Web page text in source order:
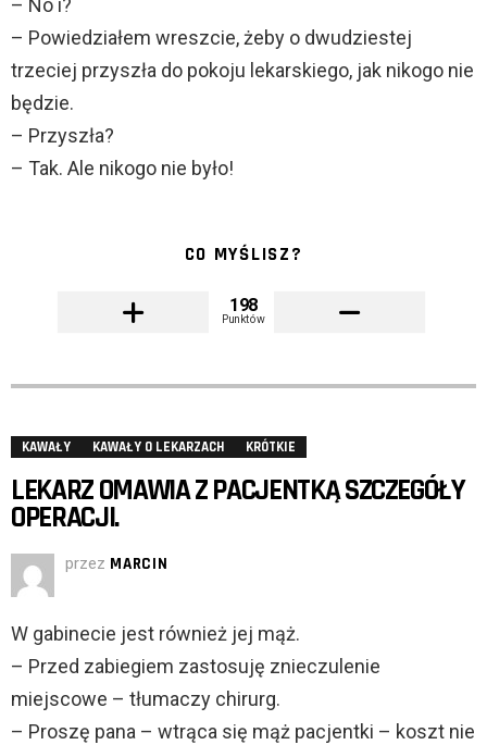
– No i?
– Powiedziałem wreszcie, żeby o dwudziestej
trzeciej przyszła do pokoju lekarskiego, jak nikogo nie
będzie.
– Przyszła?
– Tak. Ale nikogo nie było!
CO MYŚLISZ?
198
Punktów
KAWAŁY KAWAŁY O LEKARZACH KRÓTKIE
LEKARZ OMAWIA Z PACJENTKĄ SZCZEGÓŁY
OPERACJI.
przez MARCIN
W gabinecie jest również jej mąż.
– Przed zabiegiem zastosuję znieczulenie
miejscowe – tłumaczy chirurg.
– Proszę pana – wtrąca się mąż pacjentki – koszt nie